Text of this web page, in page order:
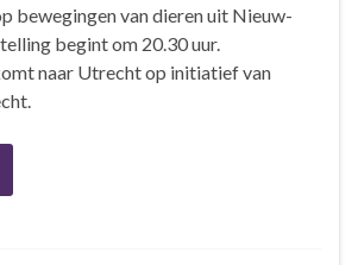
bewegingen van dieren uit Nieuw-
begint om 20.30 uur.
naar Utrecht op initiatief van